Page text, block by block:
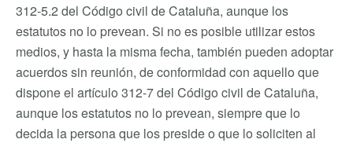
312-5.2 del Código civil de Cataluña, aunque los
estatutos no lo prevean. Si no es posible utilizar estos
medios, y hasta la misma fecha, también pueden adoptar
acuerdos sin reunión, de conformidad con aquello que
dispone el artículo 312-7 del Código civil de Cataluña,
aunque los estatutos no lo prevean, siempre que lo
decida la persona que los preside o que lo soliciten al